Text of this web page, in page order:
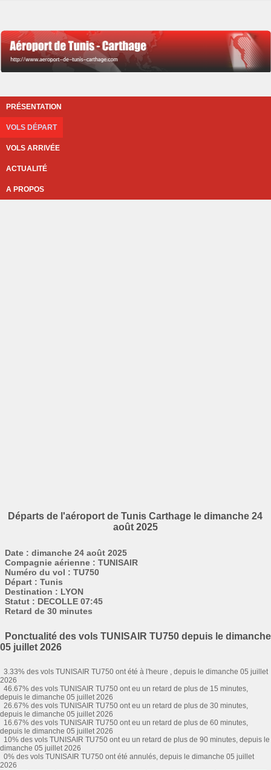
PRÉSENTATION
VOLS DÉPART
VOLS ARRIVÉE
ACTUALITÉ
A PROPOS
Départs de l'aéroport de Tunis Carthage le dimanche 24
août 2025
Date : dimanche 24 août 2025
Compagnie aérienne : TUNISAIR
Numéro du vol : TU750
Départ : Tunis
Destination : LYON
Statut : DECOLLE 07:45
Retard de 30 minutes
Ponctualité des vols TUNISAIR TU750 depuis le dimanche
05 juillet 2026
3.33% des vols TUNISAIR TU750 ont été à l'heure , depuis le dimanche 05 juillet
2026
46.67% des vols TUNISAIR TU750 ont eu un retard de plus de 15 minutes,
depuis le dimanche 05 juillet 2026
26.67% des vols TUNISAIR TU750 ont eu un retard de plus de 30 minutes,
depuis le dimanche 05 juillet 2026
16.67% des vols TUNISAIR TU750 ont eu un retard de plus de 60 minutes,
depuis le dimanche 05 juillet 2026
10% des vols TUNISAIR TU750 ont eu un retard de plus de 90 minutes, depuis le
dimanche 05 juillet 2026
0% des vols TUNISAIR TU750 ont été annulés, depuis le dimanche 05 juillet
2026